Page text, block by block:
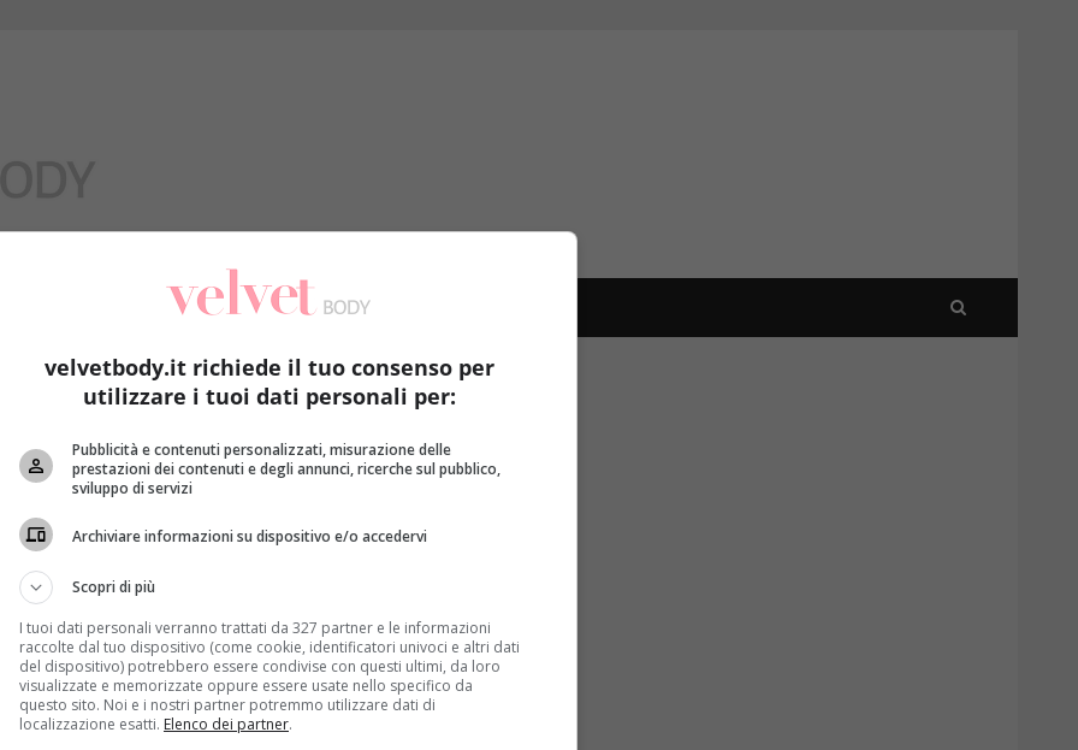
velvetbody.it richiede il tuo consenso per
utilizzare i tuoi dati personali per:
Pubblicità e contenuti personalizzati, misurazione delle
prestazioni dei contenuti e degli annunci, ricerche sul pubblico,
sviluppo di servizi
Archiviare informazioni su dispositivo e/o accedervi
Scopri di più
I tuoi dati personali verranno trattati da 327 partner e le informazioni
raccolte dal tuo dispositivo (come cookie, identificatori univoci e altri dati
del dispositivo) potrebbero essere condivise con questi ultimi, da loro
visualizzate e memorizzate oppure essere usate nello specifico da
questo sito. Noi e i nostri partner potremmo utilizzare dati di
localizzazione esatti. Elenco dei partner.